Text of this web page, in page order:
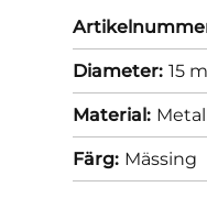
Diameter: 15
Material: Metall
Färg: Mässing